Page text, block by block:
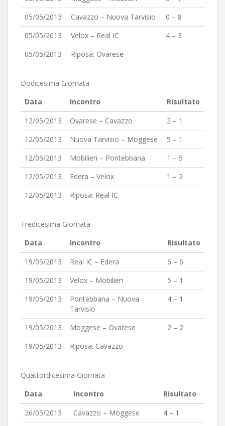
05/05/2013
Cavazzo – Nuova Tarvisio
0 – 8
05/05/2013
Velox – Real IC
4 – 3
05/05/2013
Riposa: Ovarese
Dodicesima Giornata
Data
Incontro
Risultato
12/05/2013
Ovarese – Cavazzo
2 – 1
12/05/2013
Nuova Tarvisio – Moggese
5 – 1
12/05/2013
Mobilieri – Pontebbana
1 – 5
12/05/2013
Edera – Velox
1 – 2
12/05/2013
Riposa: Real IC
Tredicesima Giornata
Data
Incontro
Risultato
19/05/2013
Real IC – Edera
6 – 6
19/05/2013
Velox – Mobilieri
5 – 1
19/05/2013
Pontebbana – Nuova
Tarvisio
4 – 1
19/05/2013 Moggese – Ovarese
2 – 2
19/05/2013
Riposa: Cavazzo
Quattordicesima Giornata
Data
Incontro
Risultato
26/05/2013
Cavazzo – Moggese
4 – 1